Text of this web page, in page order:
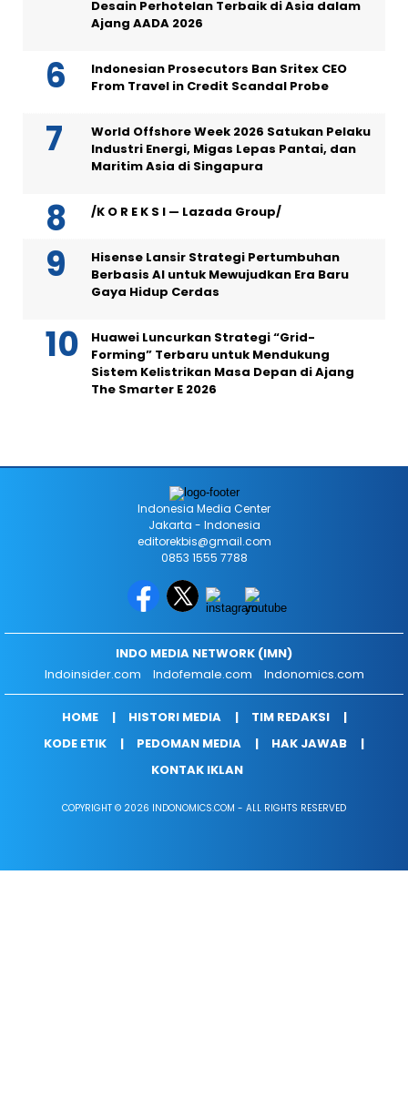
Desain Perhotelan Terbaik di Asia dalam
Ajang AADA 2026
Indonesian Prosecutors Ban Sritex CEO
From Travel in Credit Scandal Probe
World Offshore Week 2026 Satukan Pelaku
Industri Energi, Migas Lepas Pantai, dan
Maritim Asia di Singapura
/K O R E K S I — Lazada Group/
Hisense Lansir Strategi Pertumbuhan
Berbasis AI untuk Mewujudkan Era Baru
Gaya Hidup Cerdas
Huawei Luncurkan Strategi “Grid-
Forming” Terbaru untuk Mendukung
Sistem Kelistrikan Masa Depan di Ajang
The Smarter E 2026
Indonesia Media Center
Jakarta - Indonesia
editorekbis@gmail.com
0853 1555 7788
INDO MEDIA NETWORK (IMN)
Indoinsider.com
Indofemale.com Indonomics.com
HOME HISTORI MEDIA
TIM REDAKSI
KODE ETIK
PEDOMAN MEDIA
HAK JAWAB
KONTAK IKLAN
COPYRIGHT © 2026 INDONOMICS.COM - ALL RIGHTS RESERVED